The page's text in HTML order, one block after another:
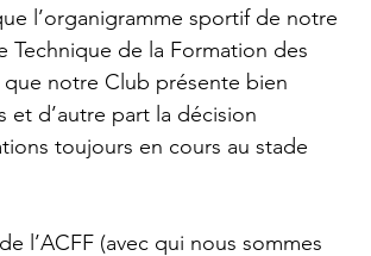
l’organigramme sportif de notre
Technique de la Formation des
que notre Club présente bien
et d’autre part la décision
toujours en cours au stade
l’ACFF (avec qui nous sommes